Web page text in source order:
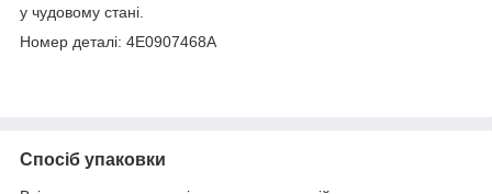
у чудовому стані.
Номер деталі: 4E0907468А
Спосіб упаковки